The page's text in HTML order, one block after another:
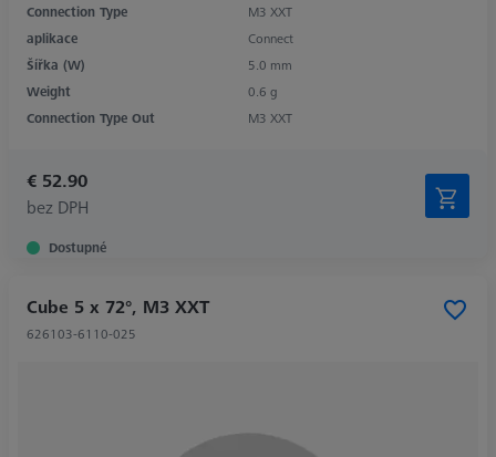
Connection Type
M3 XXT
aplikace
Connect
Šířka (W)
5.0 mm
Weight
0.6 g
Connection Type Out
M3 XXT
€ 52.90
bez DPH
Dostupné
Cube 5 x 72°, M3 XXT
626103-6110-025